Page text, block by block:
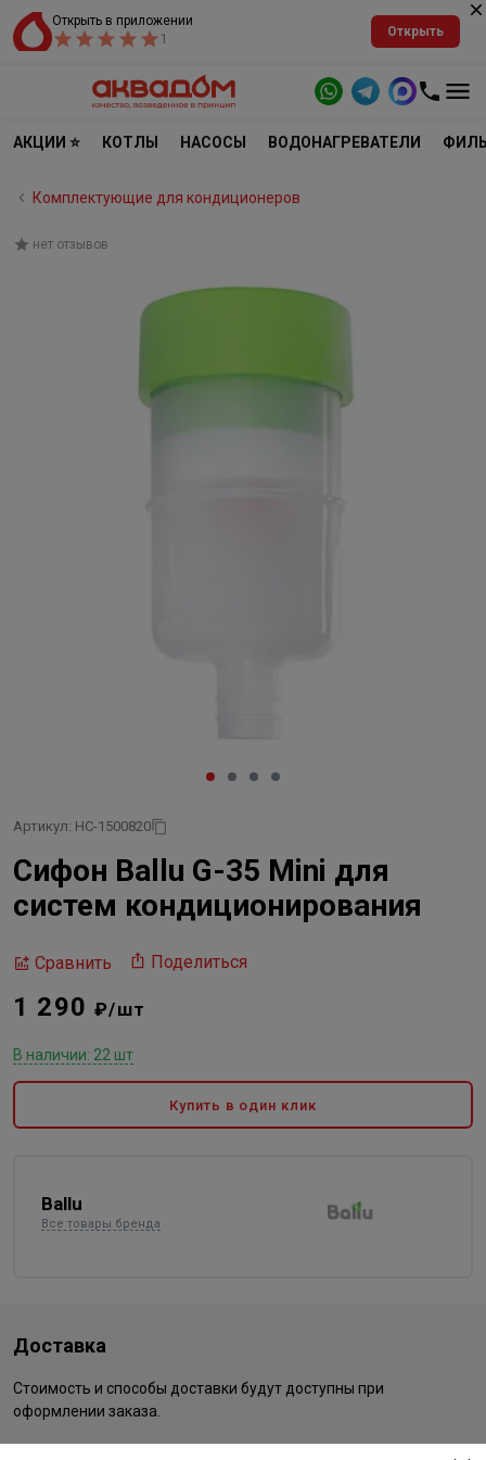
Открыть в приложении
1
Открыть
АКЦИИ ⭐ КОТЛЫ НАСОСЫ ВОДОНАГРЕВАТЕЛИ
Комплектующие для кондиционеров
нет отзывов
Артикул: НС-1500820
Сифон Ballu G-35 Mini для
систем кондиционирования
Сравнить Поделиться
1 290₽/шт
В наличии: 22 шт
Купить в один клик
Ballu
Все товары бренда
Доставка
Стоимость и способы доставки будут доступны при
оформлении заказа.